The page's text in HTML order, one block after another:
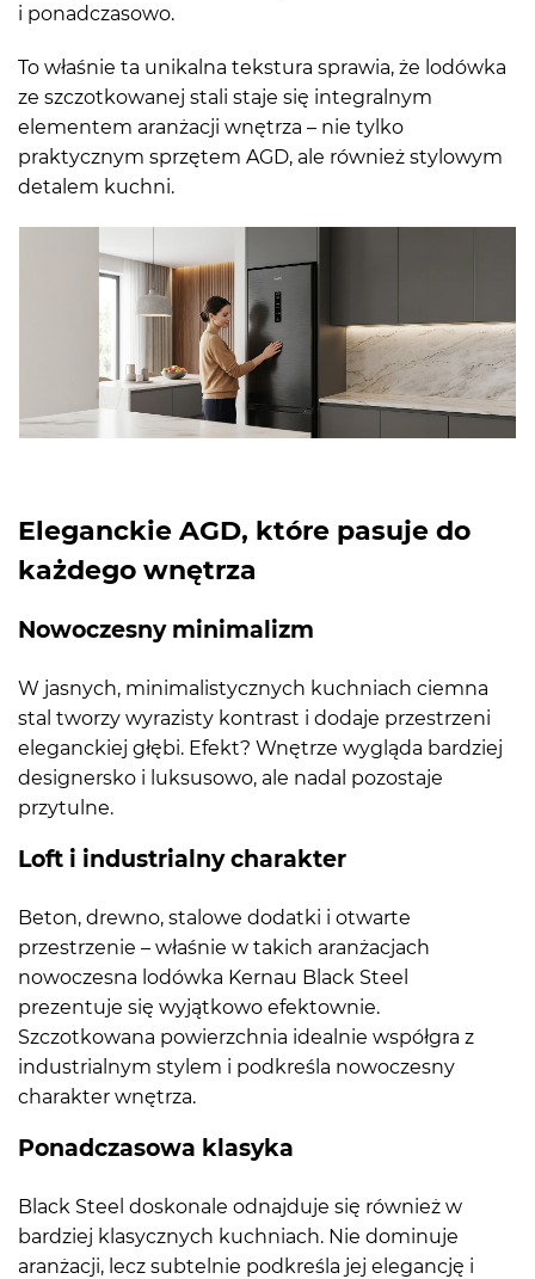
i ponadczasowo.
To właśnie ta unikalna tekstura sprawia, że lodówka
ze szczotkowanej stali staje się integralnym
elementem aranżacji wnętrza – nie tylko
praktycznym sprzętem AGD, ale również stylowym
detalem kuchni.
Eleganckie AGD, które pasuje do
każdego wnętrza
Nowoczesny minimalizm
W jasnych, minimalistycznych kuchniach ciemna
stal tworzy wyrazisty kontrast i dodaje przestrzeni
eleganckiej głębi. Efekt? Wnętrze wygląda bardziej
designersko i luksusowo, ale nadal pozostaje
przytulne.
Loft i industrialny charakter
Beton, drewno, stalowe dodatki i otwarte
przestrzenie – właśnie w takich aranżacjach
nowoczesna lodówka Kernau Black Steel
prezentuje się wyjątkowo efektownie.
Szczotkowana powierzchnia idealnie współgra z
industrialnym stylem i podkreśla nowoczesny
charakter wnętrza.
Ponadczasowa klasyka
Black Steel doskonale odnajduje się również w
bardziej klasycznych kuchniach. Nie dominuje
aranżacji, lecz subtelnie podkreśla jej elegancję i